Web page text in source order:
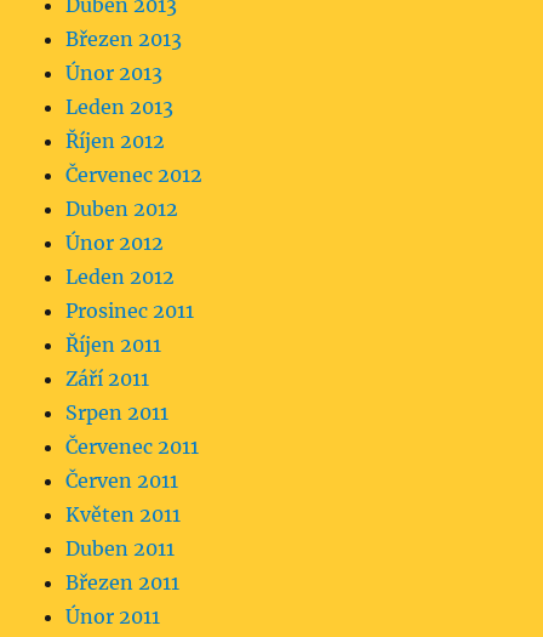
Duben 2013
Březen 2013
Únor 2013
Leden 2013
Říjen 2012
Červenec 2012
Duben 2012
Únor 2012
Leden 2012
Prosinec 2011
Říjen 2011
Září 2011
Srpen 2011
Červenec 2011
Červen 2011
Květen 2011
Duben 2011
Březen 2011
Únor 2011